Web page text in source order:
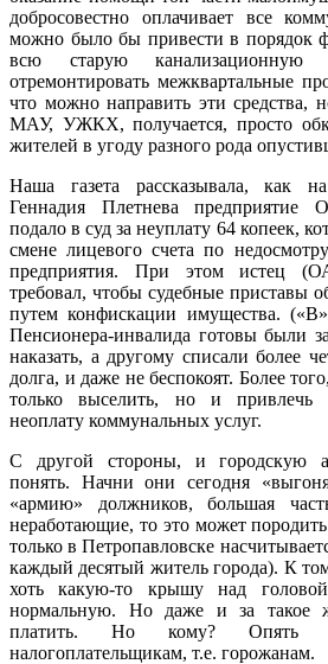
добросовестно оплачивает все
можно было бы привести в порядок
всю старую
отремонтировать межквартальные
что можно направить эти средства,
МАУ, УЖКХ, получается, просто
жителей в угоду разного рода
Наша газета рассказывала, как на
Геннадия Плетнева предприятие
подало в суд за неуплату 64 копеек,
смене лицевого счета по
предприятия. При этом истец
требовал, чтобы судебные приставы
путем конфискации имущества.
Пенсионера-инвалида готовы были
наказать, а другому списали более
долга, и даже не беспокоят. Более
только выселить, но и привлечь
неоплату коммунальных услуг.
С другой стороны, и городскую
понять. Начни они сегодня
«армию» должников, большая
неработающие, то это может
только в Петропавловске
каждый десятый житель города). К
хоть какую-то крышу над
нормальную. Но даже и за такое
платить. Но кому? Опять
налогоплательщикам, т.е. горожанам.